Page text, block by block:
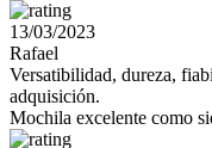
13/03/2023
Rafael
Versatibilidad, dureza,
adquisición.
Mochila excelente como